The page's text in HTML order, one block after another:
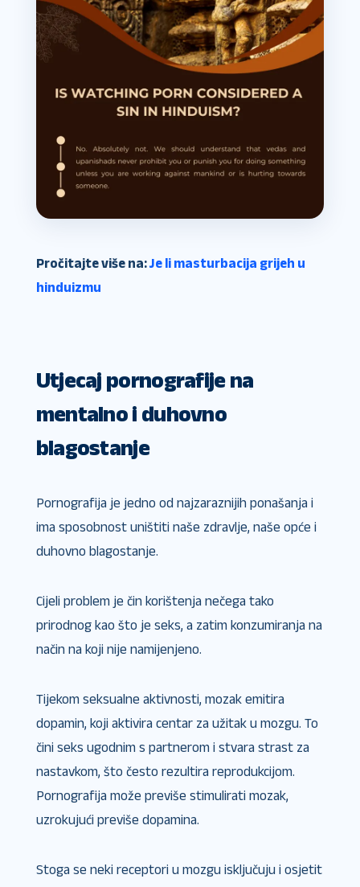
Pročitajte više na:Je li masturbacija grijeh u
hinduizmu
Utjecaj pornografije na
mentalno i duhovno
blagostanje
Pornografija je jedno od najzaraznijih ponašanja i
ima sposobnost uništiti naše zdravlje, naše opće i
duhovno blagostanje.
Cijeli problem je čin korištenja nečega tako
prirodnog kao što je seks, a zatim konzumiranja na
način na koji nije namijenjeno.
Tijekom seksualne aktivnosti, mozak emitira
dopamin, koji aktivira centar za užitak u mozgu. To
čini seks ugodnim s partnerom i stvara strast za
nastavkom, što često rezultira reprodukcijom.
Pornografija može previše stimulirati mozak,
uzrokujući previše dopamina.
Stoga se neki receptori u mozgu isključuju i osjetit